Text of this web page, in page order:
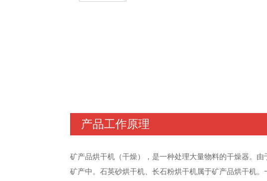
产品工作原理
矿产品烘干机（干燥），是一种处理大量物料的干燥器。
矿产中。石英砂烘干机、长石粉烘干机属于矿产品烘干机